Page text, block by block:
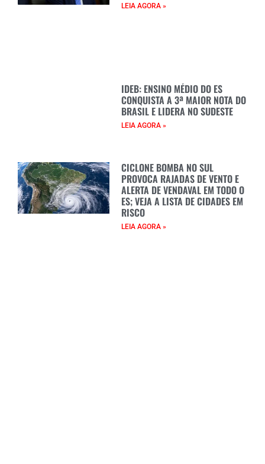
LEIA AGORA »
IDEB: ENSINO MÉDIO DO ES
CONQUISTA A 3ª MAIOR NOTA DO
BRASIL E LIDERA NO SUDESTE
LEIA AGORA »
CICLONE BOMBA NO SUL
PROVOCA RAJADAS DE VENTO E
ALERTA DE VENDAVAL EM TODO O
ES; VEJA A LISTA DE CIDADES EM
RISCO
LEIA AGORA »